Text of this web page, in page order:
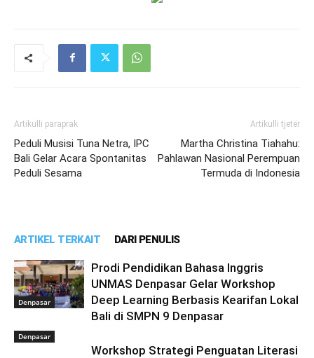
Artikulli paraprak
Peduli Musisi Tuna Netra, IPC
Bali Gelar Acara Spontanitas
Peduli Sesama
Artikulli tjetër
Martha Christina Tiahahu:
Pahlawan Nasional Perempuan
Termuda di Indonesia
ARTIKEL TERKAIT DARI PENULIS
Denpasar
Prodi Pendidikan Bahasa Inggris
UNMAS Denpasar Gelar Workshop
Deep Learning Berbasis Kearifan Lokal
Bali di SMPN 9 Denpasar
Denpasar
Workshop Strategi Penguatan Literasi